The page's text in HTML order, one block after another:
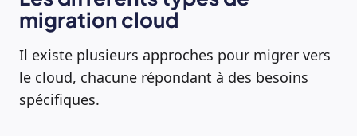
migration cloud
Il existe plusieurs approches pour migrer vers
le cloud, chacune répondant à des besoins
spécifiques.